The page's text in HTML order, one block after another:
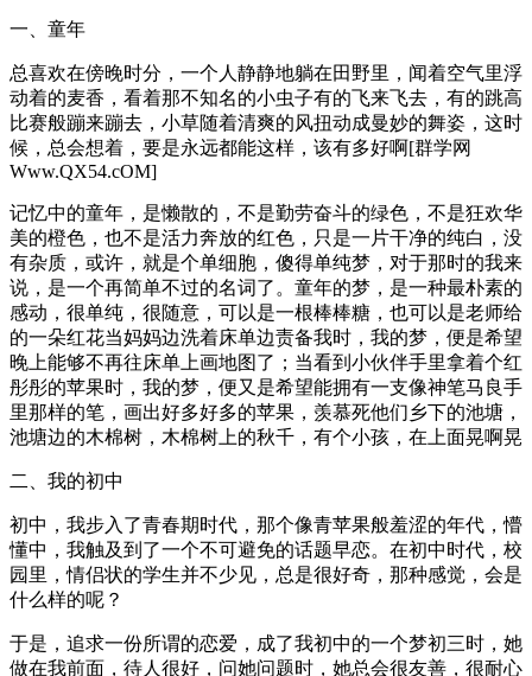
一、童年
总喜欢在傍晚时分，一个人静静地躺在田野里，闻着空气里浮
动着的麦香，看着那不知名的小虫子有的飞来飞去，有的跳高
比赛般蹦来蹦去，小草随着清爽的风扭动成曼妙的舞姿，这时
候，总会想着，要是永远都能这样，该有多好啊[群学网
Www.QX54.cOM]
记忆中的童年，是懒散的，不是勤劳奋斗的绿色，不是狂欢华
美的橙色，也不是活力奔放的红色，只是一片干净的纯白，没
有杂质，或许，就是个单细胞，傻得单纯梦，对于那时的我来
说，是一个再简单不过的名词了。童年的梦，是一种最朴素的
感动，很单纯，很随意，可以是一根棒棒糖，也可以是老师给
的一朵红花当妈妈边洗着床单边责备我时，我的梦，便是希望
晚上能够不再往床单上画地图了；当看到小伙伴手里拿着个红
彤彤的苹果时，我的梦，便又是希望能拥有一支像神笔马良手
里那样的笔，画出好多好多的苹果，羡慕死他们乡下的池塘，
池塘边的木棉树，木棉树上的秋千，有个小孩，在上面晃啊晃
二、我的初中
初中，我步入了青春期时代，那个像青苹果般羞涩的年代，懵
懂中，我触及到了一个不可避免的话题早恋。在初中时代，校
园里，情侣状的学生并不少见，总是很好奇，那种感觉，会是
什么样的呢？
于是，追求一份所谓的恋爱，成了我初中的一个梦初三时，她
做在我前面，待人很好，问她问题时，她总会很友善，很耐心